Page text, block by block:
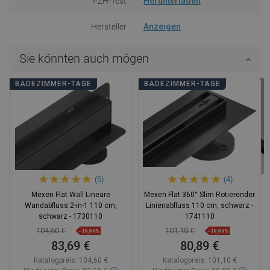
Hersteller Anzeigen
Sie könnten auch mögen
BADEZIMMER-TAGE
(5)
Mexen Flat Wall Lineare
Wandabfluss 2-in-1 110 cm,
schwarz - 1730110
104,60 € -19,99%
83,69 €
Katalogpreis: 104,60 €
BADEZIMMER-TAGE
(4)
Mexen Flat 360° Slim Rotierender
Linienabfluss 110 cm, schwarz -
1741110
101,10 € -19,99%
80,89 €
Katalogpreis: 101,10 €